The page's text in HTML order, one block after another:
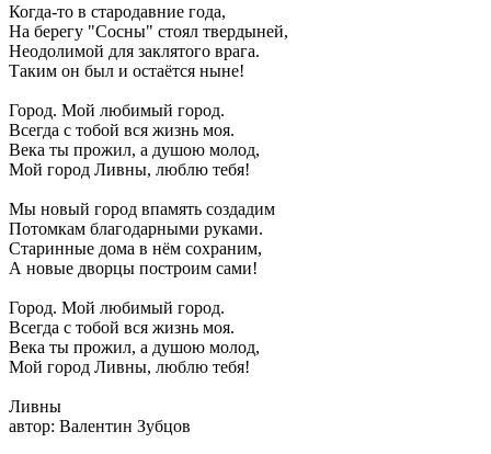
Когда-то в стародавние года,
На берегу "Сосны" стоял твердыней,
Неодолимой для заклятого врага.
Таким он был и остаётся ныне!
Город. Мой любимый город.
Всегда с тобой вся жизнь моя.
Века ты прожил, а душою молод,
Мой город Ливны, люблю тебя!
Мы новый город впамять создадим
Потомкам благодарными руками.
Старинные дома в нём сохраним,
А новые дворцы построим сами!
Город. Мой любимый город.
Всегда с тобой вся жизнь моя.
Века ты прожил, а душою молод,
Мой город Ливны, люблю тебя!
Ливны
автор: Валентин Зубцов